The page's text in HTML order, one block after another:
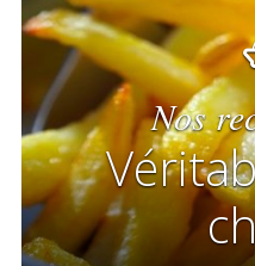
Nos